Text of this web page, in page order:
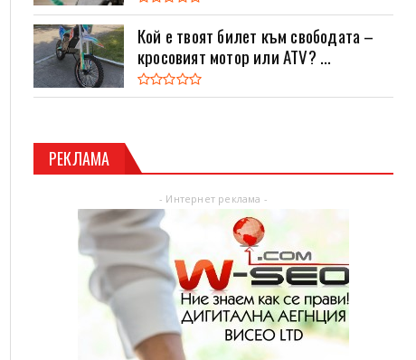
Кой е твоят билет към свободата –
кросовият мотор или ATV? ...
РЕКЛАМА
- Интернет реклама -